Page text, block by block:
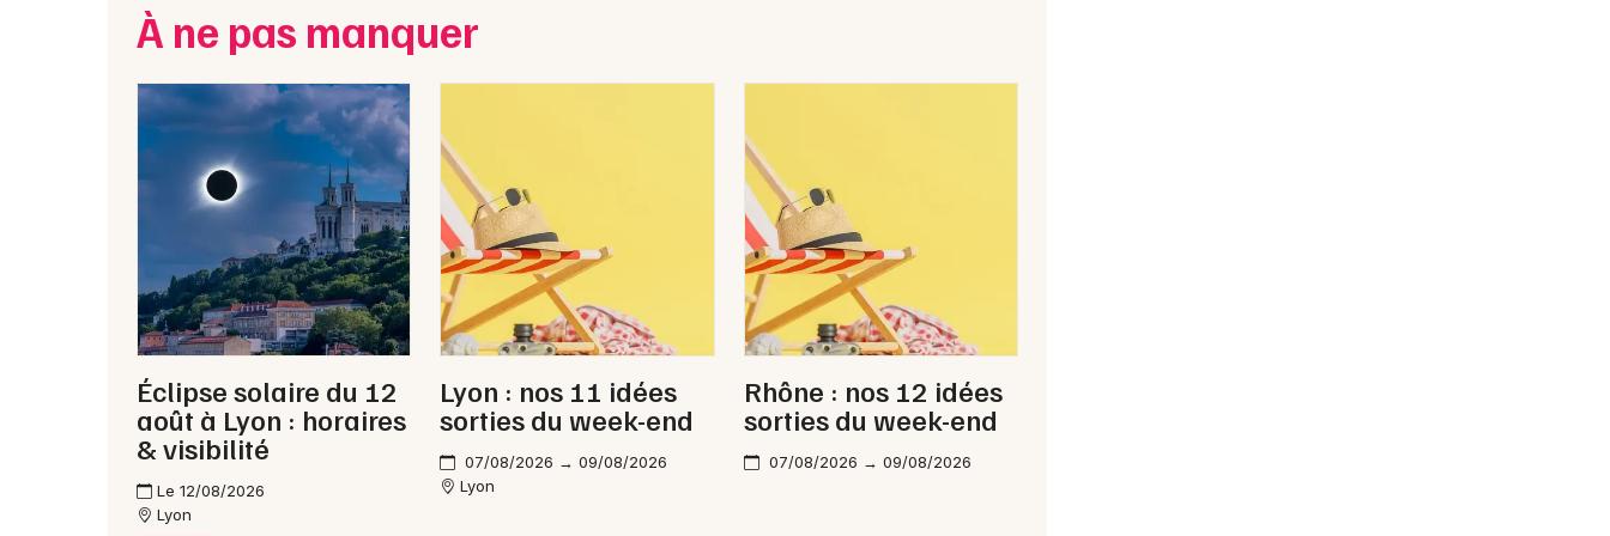
À ne pas manquer
Éclipse solaire du 12
août à Lyon : horaires
& visibilité
Le 12/08/2026
Lyon
Lyon : nos 11 idées
sorties du week-end
07/08/2026 → 09/08/2026
Lyon
Rhône : nos 12 idées
sorties du week-end
07/08/2026 → 09/08/2026